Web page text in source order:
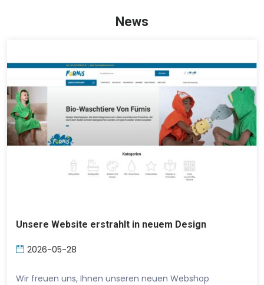
News
Unsere Website erstrahlt in neuem Design
2026-05-28
Wir freuen uns, Ihnen unseren neuen Webshop